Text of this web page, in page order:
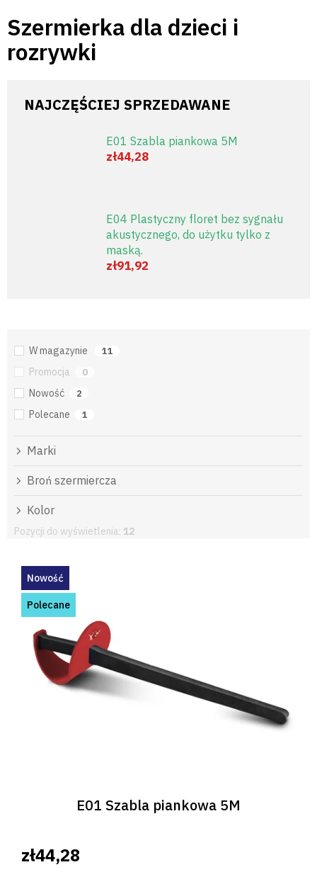
do
treści
Szermierka dla dzieci i
rozrywki
NAJCZĘŚCIEJ SPRZEDAWANE
E01 Szabla piankowa 5M
zł44,28
E04 Plastyczny floret bez sygnału
akustycznego, do użytku tylko z
maską.
zł91,92
W magazynie 11
Promocja 0
Nowość 2
Polecane 1
Marki
Broń szermiercza
Kolor
Pozycji do wyświetlenia: 12
Nowość
Polecane
E01 Szabla piankowa 5M
zł44,28